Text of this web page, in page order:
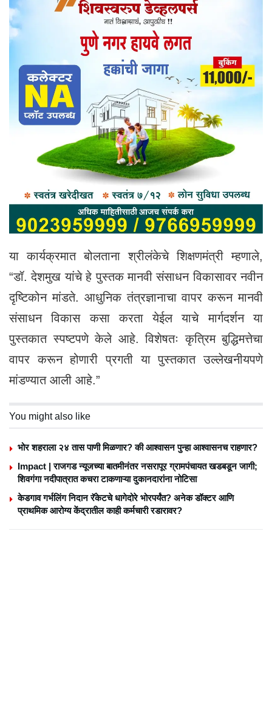
या कार्यक्रमात बोलताना श्रीलंकेचे शिक्षणमंत्री म्हणाले,
“डॉ. देशमुख यांचे हे पुस्तक मानवी संसाधन विकासावर नवीन
दृष्टिकोन मांडते. आधुनिक तंत्रज्ञानाचा वापर करून मानवी
संसाधन विकास कसा करता येईल याचे मार्गदर्शन या
पुस्तकात स्पष्टपणे केले आहे. विशेषतः कृत्रिम बुद्धिमत्तेचा
वापर करून होणारी प्रगती या पुस्तकात उल्लेखनीयपणे
मांडण्यात आली आहे.”
You might also like
भोर शहराला २४ तास पाणी मिळणार? की आश्वासन पुन्हा आश्वासनच राहणार?
Impact | राजगड न्यूजच्या बातमीनंतर नसरापूर ग्रामपंचायत खडबडून जागी;
शिवगंगा नदीपात्रात कचरा टाकणाऱ्या दुकानदारांना नोटिसा
केडगाव गर्भलिंग निदान रॅकेटचे धागेदोरे भोरपर्यंत? अनेक डॉक्टर आणि
प्राथमिक आरोग्य केंद्रातील काही कर्मचारी रडारावर?